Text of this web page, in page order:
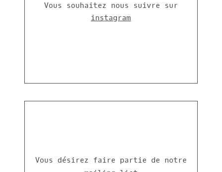
Vous souhaitez nous suivre sur
instagram
Vous désirez faire partie de notre